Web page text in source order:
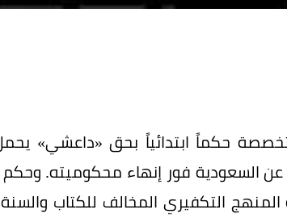
حكماً ابتدائياً بحق «داعشي»
السعودية فور إنهاء محكوميته. وحكم
المنهج التكفيري المخالف للكتاب